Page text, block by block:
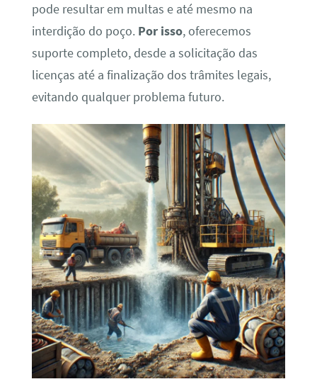
pode resultar em multas e até mesmo na
interdição do poço. Por isso, oferecemos
suporte completo, desde a solicitação das
licenças até a finalização dos trâmites legais,
evitando qualquer problema futuro.